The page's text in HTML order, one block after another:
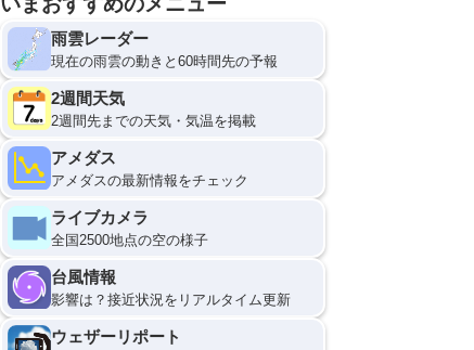
9 12
雨雲レーダー
現在の雨雲の動きと60時間先の予報
2週間天気
2週間先までの天気・気温を掲載
アメダス
アメダスの最新情報をチェック
ライブカメラ
全国2500地点の空の様子
台風情報
影響は？接近状況をリアルタイム更新
ウェザーリポート